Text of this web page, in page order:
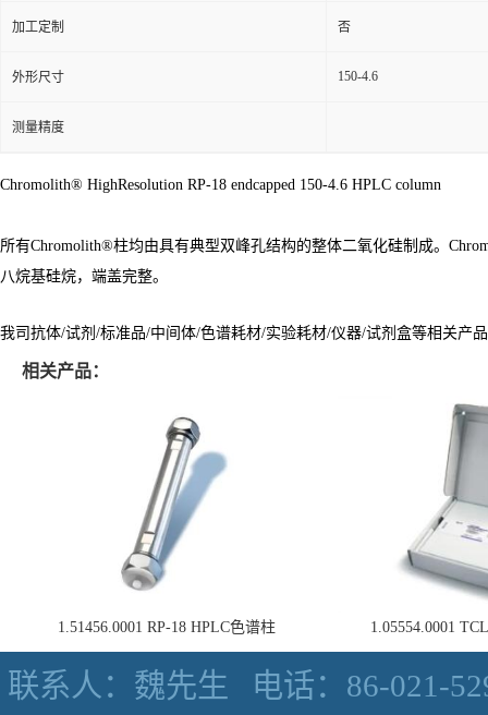
加工定制 否
外形尺寸 150-4.6
测量精度
Chromolith® HighResolution RP-18 endcapped 150-4.6 HPLC column
所有Chromolith®柱均由具有典型双峰孔结构的整体二氧化硅制成。
八烷基硅烷，端盖完整。
我司抗体/试剂/标准品/中间体/色谱耗材/实验耗材/仪器/试剂盒等相关产
相关产品：
1.51456.0001 RP-18 HPLC色谱柱 1.05554.0001
联系人：魏先生
电话：86-021-